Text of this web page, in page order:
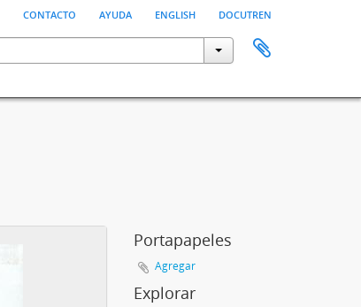
contacto ayuda english docutren
Portapapeles
Agregar
Explorar